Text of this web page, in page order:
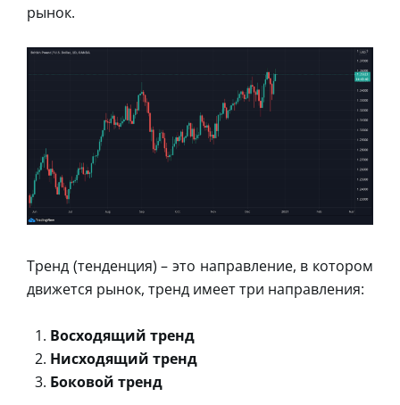
рынок.
Тренд (тенденция) – это направление, в котором
движется рынок, тренд имеет три направления:
Восходящий тренд
Нисходящий тренд
Боковой тренд